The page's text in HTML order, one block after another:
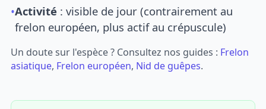
•Activité : visible de jour (contrairement au
frelon européen, plus actif au crépuscule)
Un doute sur l'espèce ? Consultez nos guides : Frelon
asiatique, Frelon européen, Nid de guêpes.